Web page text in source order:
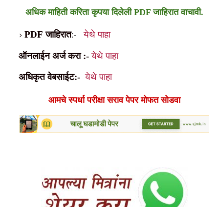
अधिक माहिती करिता कृपया दिलेली PDF जाहिरात वाचावी.
PDFजाहिरात:- येथे पाहा
ऑनलाईन अर्ज करा:- येथे पाहा
अधिकृत वेबसाईट:- येथे पाहा
आमचे स्पर्धा परीक्षा सराव पेपर मोफत सोडवा